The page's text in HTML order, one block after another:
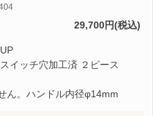
29,700円(税込)
イッチ穴加工済 ２ピース
ん。ハンドル内径φ14mm